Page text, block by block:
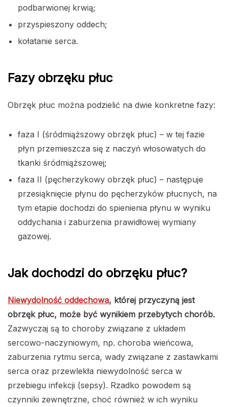
podbarwionej krwią;
przyspieszony oddech;
kołatanie serca.
Fazy obrzęku płuc
Obrzęk płuc można podzielić na dwie konkretne fazy:
faza I (śródmiąższowy obrzęk płuc) – w tej fazie
płyn przemieszcza się z naczyń włosowatych do
tkanki śródmiąższowej;
faza II (pęcherzykowy obrzęk płuc) – następuje
przesiąknięcie płynu do pęcherzyków płucnych, na
tym etapie dochodzi do spienienia płynu w wyniku
oddychania i zaburzenia prawidłowej wymiany
gazowej.
Jak dochodzi do obrzęku płuc?
Niewydolność oddechowa, której przyczyną jest
obrzęk płuc, może być wynikiem przebytych chorób.
Zazwyczaj są to choroby związane z układem
sercowo-naczyniowym, np. choroba wieńcowa,
zaburzenia rytmu serca, wady związane z zastawkami
serca oraz przewlekła niewydolność serca w
przebiegu infekcji (sepsy). Rzadko powodem są
czynniki zewnętrzne, choć również w ich wyniku